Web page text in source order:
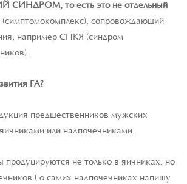
то есть это не отдельный
(симптомокомплекс), сопровождающий
например СПКЯ (синдром
ГА?
предшественников мужских
или надпочечниками.
продуцируются не только в яичниках, но
( о самих надпочечниках напишу